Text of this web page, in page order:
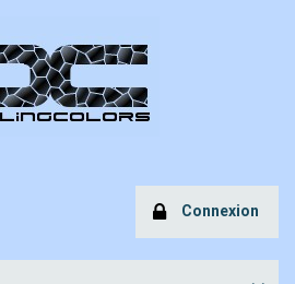
Connexion